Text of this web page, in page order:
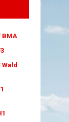
BMA
Wald